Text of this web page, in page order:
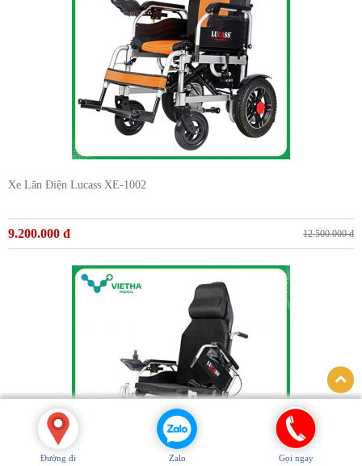
Xe Lăn Điện Lucass XE-1002
9.200.000 đ 12.500.000 đ
Đường đi Zalo Gọi ngay